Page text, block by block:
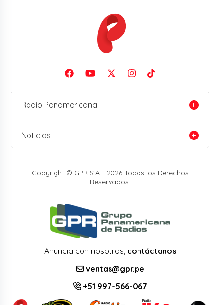
Radio Panamericana
Noticias
Copyright © GPR S.A. | 2026 Todos los Derechos
Reservados.
Anuncia con nosotros, contáctanos
ventas@gpr.pe
+51 997-566-067